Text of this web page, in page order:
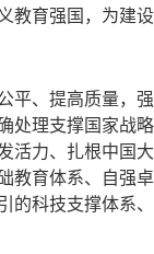
教育强国，为建
平、提高质量，
处理支撑国家战
活力、扎根中国
育体系、自强卓
的科技支撑体系